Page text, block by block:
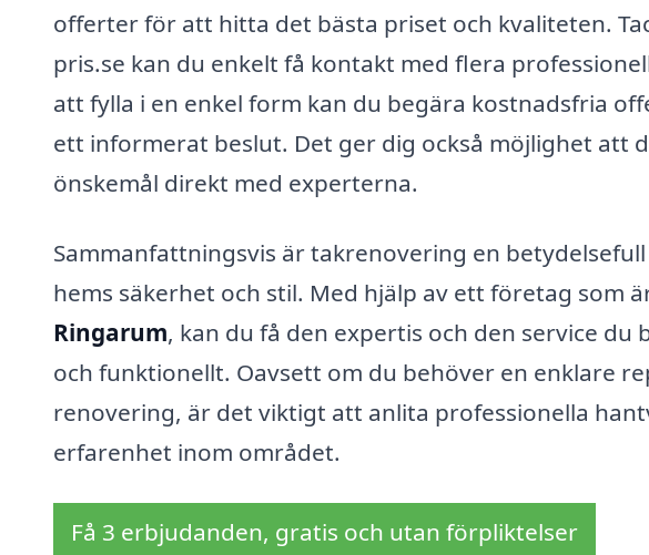
offerter för att hitta det bästa priset och kvaliteten.
pris.se kan du enkelt få kontakt med flera
att fylla i en enkel form kan du begära kostnadsfria
ett informerat beslut. Det ger dig också möjlighet att
önskemål direkt med experterna.
Sammanfattningsvis är takrenovering en
hems säkerhet och stil. Med hjälp av ett företag som
Ringarum, kan du få den expertis och den service
och funktionellt. Oavsett om du behöver en enklare
renovering, är det viktigt att anlita professionella
erfarenhet inom området.
Få 3 erbjudanden, gratis och utan förpliktelser